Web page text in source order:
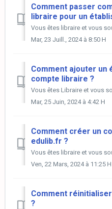
Comment passer
libraire pour un
Mar, 23 Juill., 2024 à 8:50 H
Comment ajouter un
compte libraire ?
Mar, 25 Juin, 2024 à 4:42 H
Comment créer un
edulib.fr ?
Ven, 22 Mars, 2024 à 11:25 H
Comment
?